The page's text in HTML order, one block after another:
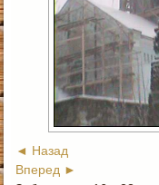
◄ Назад
Вперед ►